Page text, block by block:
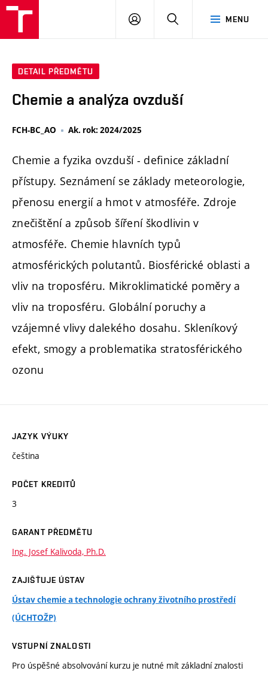
MENU
PŘIHLÁSIT
DETAIL PŘEDMĚTU
Chemie a analýza ovzduší
FCH-BC_AO Ak. rok: 2024/2025
Chemie a fyzika ovzduší - definice základní
přístupy. Seznámení se základy meteorologie,
přenosu energií a hmot v atmosféře. Zdroje
znečištění a způsob šíření škodlivin v
atmosféře. Chemie hlavních typů
atmosférických polutantů. Biosférické oblasti a
vliv na troposféru. Mikroklimatické poměry a
vliv na troposféru. Globální poruchy a
vzájemné vlivy dalekého dosahu. Skleníkový
efekt, smogy a problematika stratosférického
ozonu
JAZYK VÝUKY
čeština
POČET KREDITŮ
3
GARANT PŘEDMĚTU
Ing. Josef Kalivoda, Ph.D.
ZAJIŠŤUJE ÚSTAV
Ústav chemie a technologie ochrany životního prostředí
(ÚCHTOŽP)
VSTUPNÍ ZNALOSTI
Pro úspěšné absolvování kurzu je nutné mít základní znalosti